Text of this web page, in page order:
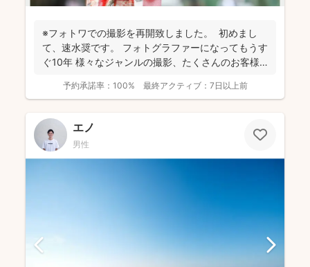
※フォトワでの撮影を再開致しました。 初めまし
て、速水奨です。 フォトグラファーになってもうす
ぐ10年 様々なジャンルの撮影、たくさんのお客様
予約承諾率： 100% 最終アクティブ： 7日以上前
エノ
男性